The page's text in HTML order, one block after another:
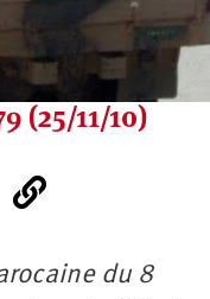
(25/11/10)
du 8